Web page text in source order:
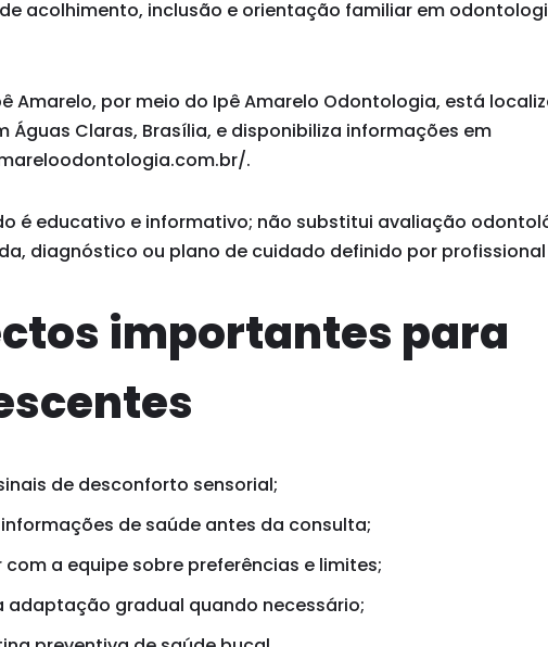
acolhimento, inclusão e orientação familiar em
Amarelo, por meio do Ipê Amarelo Odontologia, está
Águas Claras, Brasília, e disponibiliza informações em
.
é educativo e informativo; não substitui avaliação
diagnóstico ou plano de cuidado definido por
importantes para
de desconforto sensorial;
de saúde antes da consulta;
com a equipe sobre preferências e limites;
adaptação gradual quando necessário;